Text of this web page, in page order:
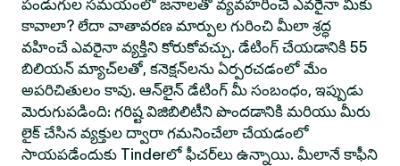
పండుగుల సమయంలో జనాలతో వ్యవహరించే ఎవరైనా మీకు
కావాలా? లేదా వాతావరణ మార్పుల గురించి మీలా శ్రద్ధ
వహించే ఎవరైనా వ్యక్తిని కోరుకోవచ్చు. డేటింగ్ చేయడానికి 55
బిలియన్ మ్యాచ్‌లతో, కనెక్షన్‌లను ఏర్పరచడంలో మేం
అపరిచితులం కావు. ఆన్‌లైన్ డేటింగ్ మీ సంబంధం, ఇప్పుడు
మెరుగుపడింది: గరిష్ట విజిబిలిటీని పొందడానికి మరియు మీరు
లైక్ చేసిన వ్యక్తుల ద్వారా గమనించేలా చేయడంలో
సాయపడేందుకు Tinderలో ఫీచర్‌లు ఉన్నాయి. మీలానే కాఫీని